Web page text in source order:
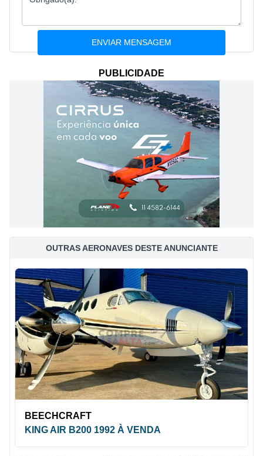
PUBLICIDADE
OUTRAS AERONAVES DESTE ANUNCIANTE
BEECHCRAFT
KING AIR B200 1992 À VENDA